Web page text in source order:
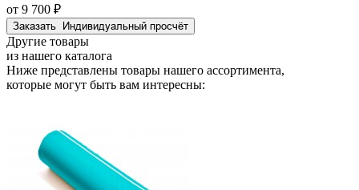
от 9 700 ₽
Заказать Индивидуальный просчёт
Другие товары
из нашего каталога
Ниже представлены товары нашего ассортимента,
которые могут быть вам интересны: